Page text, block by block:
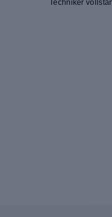
Techniker